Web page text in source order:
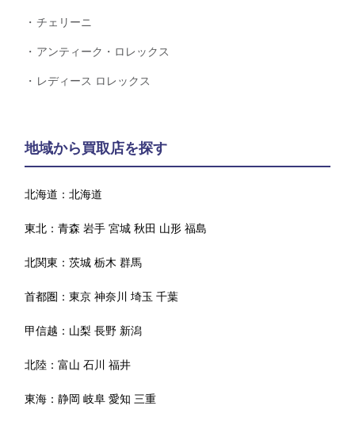
チェリーニ
アンティーク・ロレックス
レディース ロレックス
地域から買取店を探す
北海道：北海道
東北：青森 岩手 宮城 秋田 山形 福島
北関東：茨城 栃木 群馬
首都圏：東京 神奈川 埼玉 千葉
甲信越： 山梨 長野 新潟
北陸：富山 石川 福井
東海：静岡 岐阜 愛知 三重